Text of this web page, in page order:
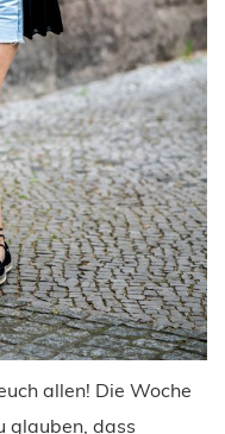
allen! Die Woche
glauben, dass